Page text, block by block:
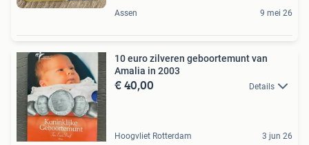
Assen 9 mei 26
10 euro zilveren geboortemunt van
Amalia in 2003
€ 40,00 Details
Hoogvliet Rotterdam 3 jun 26